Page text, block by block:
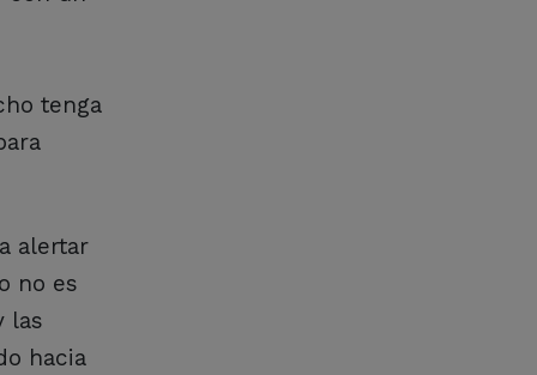
tenga
alertar
no es
las
hacia